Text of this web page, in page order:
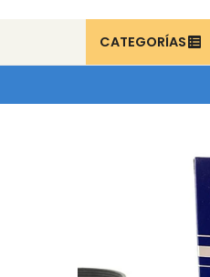
CATEGORÍAS